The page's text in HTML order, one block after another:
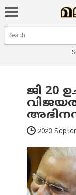
Search form
Search
You are
ജി 20
2023